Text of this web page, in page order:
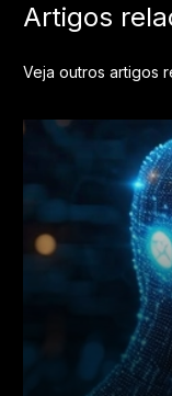
Artigos
Veja outros artigos